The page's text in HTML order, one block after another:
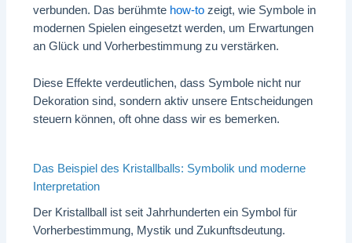
verbunden. Das berühmte how-to zeigt, wie Symbole in
modernen Spielen eingesetzt werden, um Erwartungen
an Glück und Vorherbestimmung zu verstärken.
Diese Effekte verdeutlichen, dass Symbole nicht nur
Dekoration sind, sondern aktiv unsere Entscheidungen
steuern können, oft ohne dass wir es bemerken.
Das Beispiel des Kristallballs: Symbolik und moderne
Interpretation
Der Kristallball ist seit Jahrhunderten ein Symbol für
Vorherbestimmung, Mystik und Zukunftsdeutung.